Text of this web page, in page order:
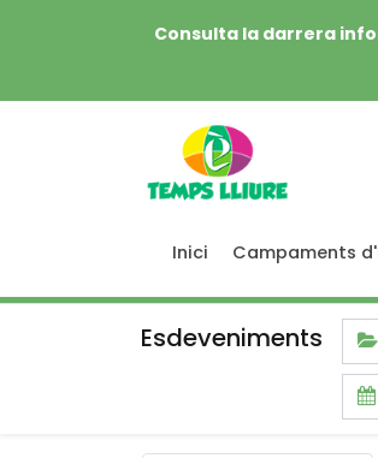
Consulta la darrera
Inici Campaments
Esdeveniments